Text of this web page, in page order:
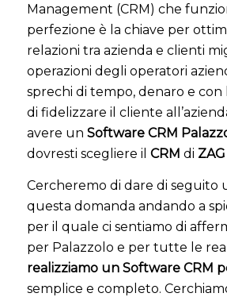
Management (CRM) che
perfezione è la chiave per
relazioni tra azienda e clienti
operazioni degli operatori
sprechi di tempo, denaro e
di fidelizzare il cliente
avere un Software CRM
dovresti scegliere il CRM di
Cercheremo di dare di seguito
questa domanda andando a
per il quale ci sentiamo di
per Palazzolo e per tutte le
realizziamo un Software CRM
semplice e completo.